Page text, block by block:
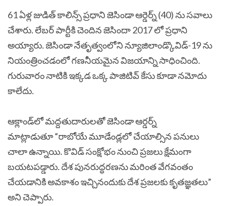
61 ఏళ్ల జుడిత్ కాలిన్స్ ప్రధాని జెసిండా ఆర్డెర్న్ (40) ను సవాలు
చేశారు. లేబర్ పార్టీకి చెందిన జెసిందా 2017 లో ప్రధాని
అయ్యారు. జెసిండా నేతృత్వంలోని న్యూజిలాండ్కొవిడ్-19 ను
నియంత్రించడంలో గణనీయమైన విజయాన్ని సాధించింది.
గురువారం నాటికి ఇక్కడ ఒక్క పాజిటివ్‌ కేసు కూడా నమోదు
కాలేదు.
ఆక్లాండ్‌లో మద్దతుదారులతో జెసిండా ఆర్డర్న్‌
మాట్లాడుతూ “రాబోయే మూడేండ్లలో చేయాల్సిన పనులు
చాలా ఉన్నాయి. కొవిడ్ సంక్షోభం నుంచి ప్రజలు క్షేమంగా
బయటపడ్డారు. దేశ పునరుద్ధరణను మరింత వేగవంతం
చేయడానికి అవకాశం ఇచ్చినందుకు దేశ ప్రజలకు కృతజ్ఞతలు”
అని చెప్పారు.